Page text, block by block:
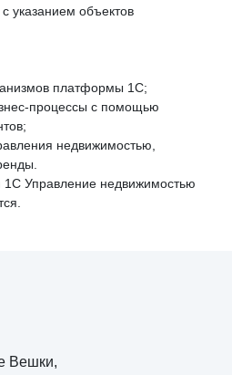
указанием объектов
платформы 1C;
процессы с помощью
недвижимостью,
1С Управление недвижимостью
Вешки,